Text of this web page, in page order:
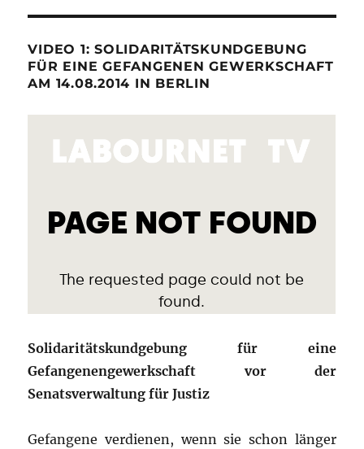
VIDEO 1: SOLIDARITÄTSKUNDGEBUNG
FÜR EINE GEFANGENEN GEWERKSCHAFT
AM 14.08.2014 IN BERLIN
Solidaritätskundgebung für eine
Gefangenengewerkschaft vor der
Senatsverwaltung für Justiz
Gefangene verdienen, wenn sie schon länger